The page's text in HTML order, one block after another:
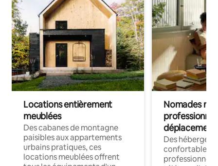
Locations entièrement
meublées
Des cabanes de montagne
paisibles aux appartements
urbains pratiques, ces
locations meublées offrent
Nomades
déplacement
Des
confortables
professionnels